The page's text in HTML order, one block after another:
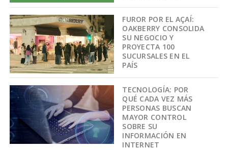
FUROR POR EL AÇAÍ:
OAKBERRY CONSOLIDA
SU NEGOCIO Y
PROYECTA 100
SUCURSALES EN EL
PAÍS
TECNOLOGÍA: POR
QUÉ CADA VEZ MÁS
PERSONAS BUSCAN
MAYOR CONTROL
SOBRE SU
INFORMACIÓN EN
INTERNET